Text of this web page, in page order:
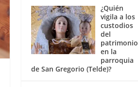
¿Quién
vigila a los
custodios
del
patrimonio
en la
parroquia
de San Gregorio (Telde)?